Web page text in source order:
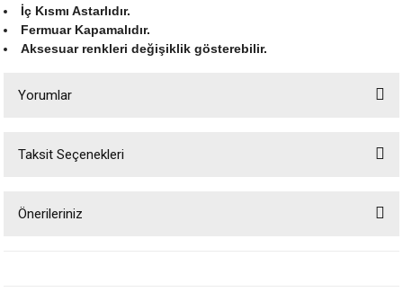
İç Kısmı Astarlıdır.
Fermuar Kapamalıdır.
Aksesuar renkleri değişiklik gösterebilir.
Yorumlar
Taksit Seçenekleri
Önerileriniz